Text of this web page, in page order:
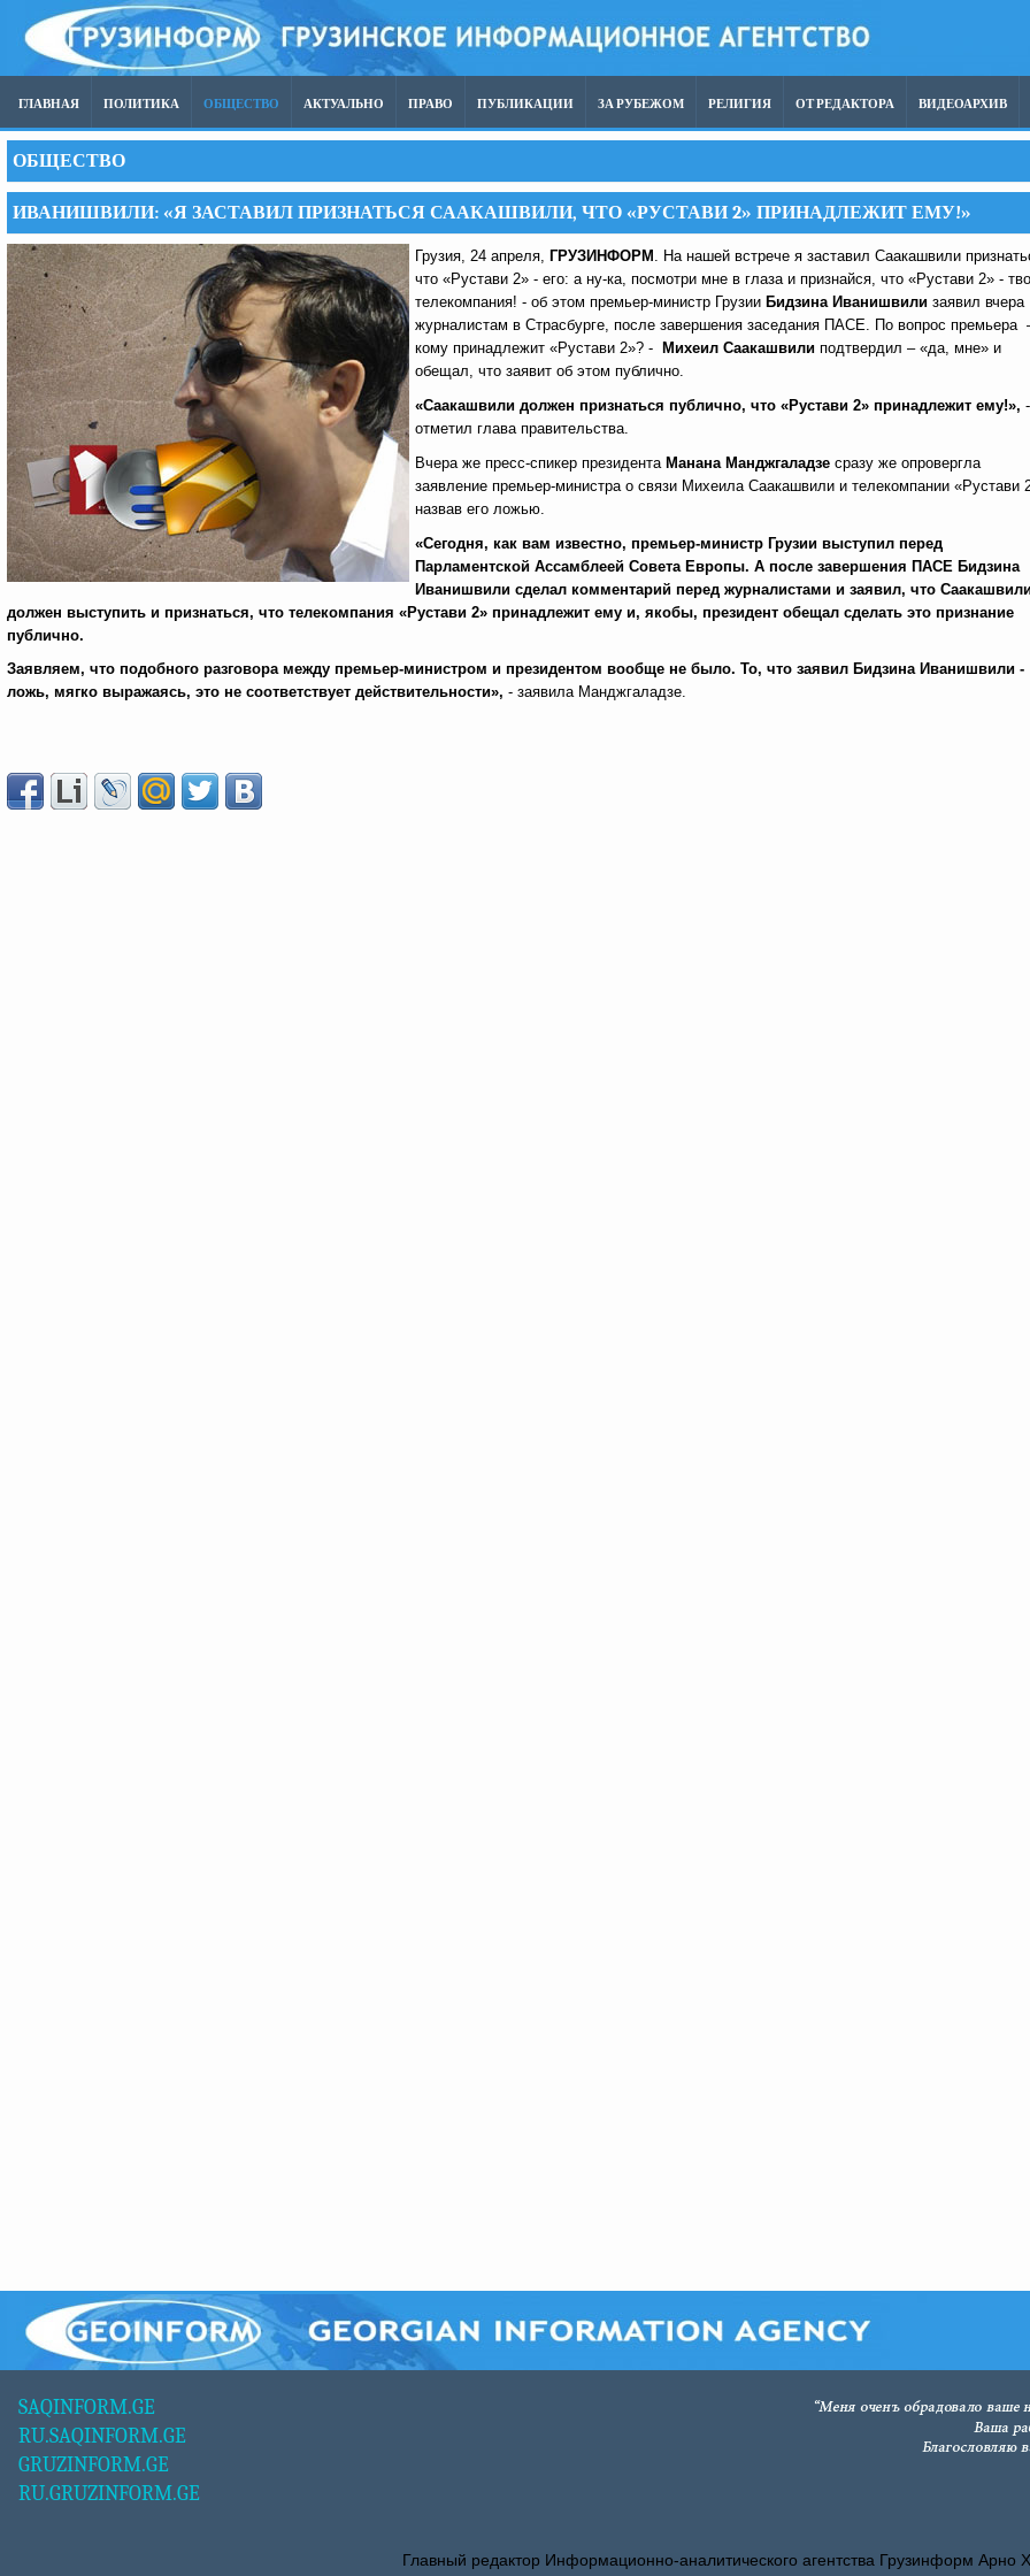
ГЛАВНАЯ ПОЛИТИКА ОБЩЕСТВО АКТУАЛЬНО ПРАВО ПУБЛИКАЦИИ ЗА РУБЕЖОМ РЕЛИГИЯ ОТ РЕДАКТОРА ВИДЕОАРХИВ
ОБЩЕСТВО
ИВАНИШВИЛИ: «Я ЗАСТАВИЛ ПРИЗНАТЬСЯ СААКАШВИЛИ, ЧТО «РУСТАВИ 2» ПРИНАДЛЕЖИТ ЕМУ!»
Грузия, 24 апреля, ГРУЗИНФОРМ . На нашей встрече я заставил Саакашвили
что «Рустави 2» - его: а ну-ка, посмотри мне в глаза и признайся, что «Рустави 2» -
телекомпания! - об этом премьер-министр Грузии Бидзина Иванишвили заявил вчера
журналистам в Страсбурге, после завершения заседания ПАСЕ. По вопрос премьера
кому принадлежит «Рустави 2»? -
Михеил Саакашвили подтвердил – «да, мне» и
обещал, что заявит об этом публично.
«Саакашвили должен признаться публично, что «Рустави 2» принадлежит ему!», -
отметил глава правительства.
Вчера же пресс-спикер президента Манана Манджгаладзе сразу же опровергла
заявление премьер-министра о связи Михеила Саакашвили и телекомпании «Рустави
назвав его ложью.
«Сегодня, как вам известно, премьер-министр Грузии выступил перед
Парламентской Ассамблеей Совета Европы. А после завершения ПАСЕ Бидзина
Иванишвили сделал комментарий перед журналистами и заявил, что
должен выступить и признаться, что телекомпания «Рустави 2» принадлежит ему и, якобы, президент обещал сделать это признание
публично.
Заявляем, что подобного разговора между премьер-министром и президентом вообще не было. То, что заявил Бидзина Иванишвили -
ложь, мягко выражаясь, это не соответствует действительности», - заявила Манджгаладзе.
SAQINFORM.GE
RU.SAQINFORM.GE
GRUZINFORM.GE
RU.GRUZINFORM.GE
Главный редактор Информационно-аналитического агентства Грузинформ Арно